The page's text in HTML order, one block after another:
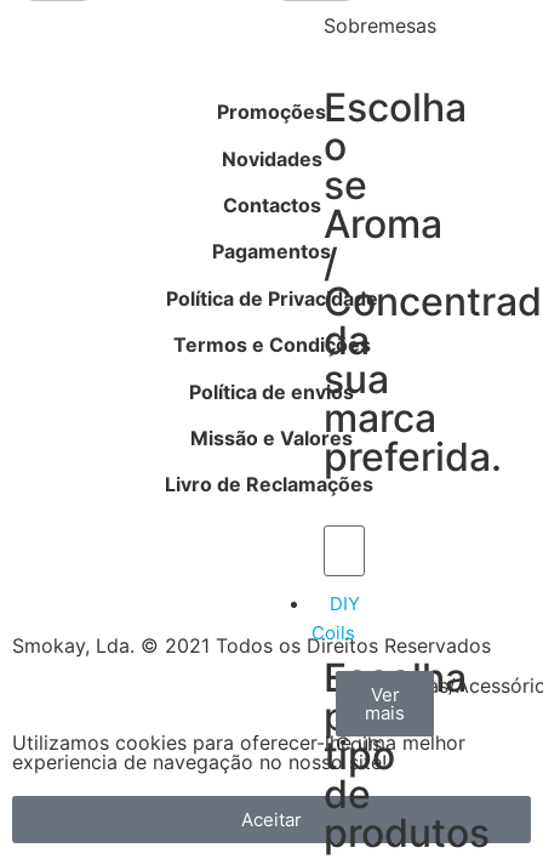
Sobremesas
Escolha
o
se
Aroma
/
da
sua
marca
preferida.
DIY
Coils
Escolha
por
tipo
de
produtos
Arame
Coils
Ver
mais
Algodão
Ver
mais
Ferramentas/
Ver
mais
Promoções
Novidades
Contactos
Pagamentos
Política de Privacidade
Termos e Condições
Política de envios
Missão e Valores
Livro de Reclamações
Smokay, Lda. © 2021 Todos os Direitos Reservados
Utilizamos cookies para oferecer-lhe uma melhor
experiencia de navegação no nosso site!
Aceitar